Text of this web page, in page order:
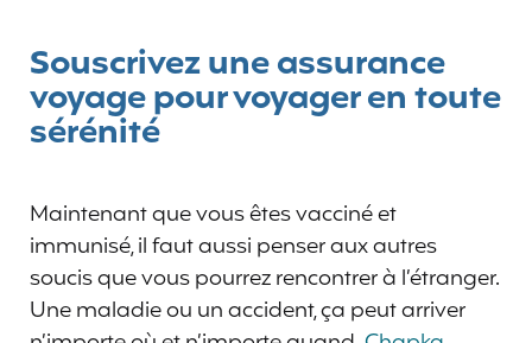
Souscrivez une assurance
voyage pour voyager en toute
sérénité
Maintenant que vous êtes vacciné et
immunisé, il faut aussi penser aux autres
soucis que vous pourrez rencontrer à l’étranger.
Une maladie ou un accident, ça peut arriver